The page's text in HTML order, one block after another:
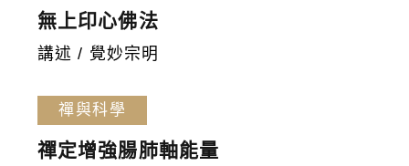
無上印心佛法
講述 / 覺妙宗明
禪與科學
禪定增強腸肺軸能量